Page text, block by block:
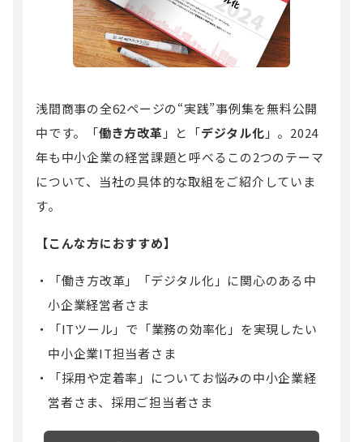
浅間商事の全62ページの“実践”事例集を無料公開
中です。「働き方改革 」と「デジタル化 」。2024
年も中小企業の経営課題と呼べるこの2つのテーマ
について、当社の具体的な取組をご紹介していま
す。
【こんな方におすすめ】
「働き方改革」「デジタル化」に関心のある中
小企業経営者さま
「ITツール」で「業務の効率化」を実現したい
中小企業IT担当者さま
「採用や定着率」についてお悩みの中小企業経
営者さま、採用ご担当者さま